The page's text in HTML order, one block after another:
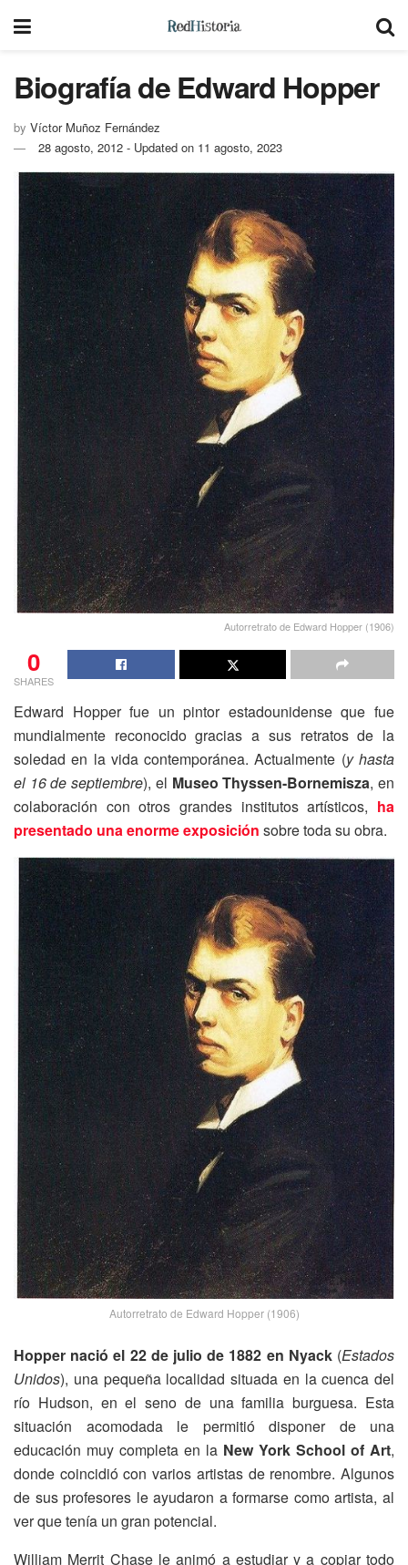
Biografía de Edward Hopper
by Víctor Muñoz Fernández
28 agosto, 2012 - Updated on 11 agosto, 2023
Autorretrato de Edward Hopper (1906)
0
SHARES
Edward Hopper fue un pintor estadounidense que fue
mundialmente reconocido gracias a sus retratos de la
soledad en la vida contemporánea. Actualmente (y hasta
el 16 de septiembre), el Museo Thyssen-Bornemisza, en
colaboración con otros grandes institutos artísticos, ha
presentado una enorme exposición sobre toda su obra.
Autorretrato de Edward Hopper (1906)
Hopper nació el 22 de julio de 1882 en Nyack(Estados
Unidos), una pequeña localidad situada en la cuenca del
río Hudson, en el seno de una familia burguesa. Esta
situación acomodada le permitió disponer de una
educación muy completa en la New York School of Art,
donde coincidió con varios artistas de renombre. Algunos
de sus profesores le ayudaron a formarse como artista, al
ver que tenía un gran potencial.
William Merrit Chase le animó a estudiar y a copiar todo